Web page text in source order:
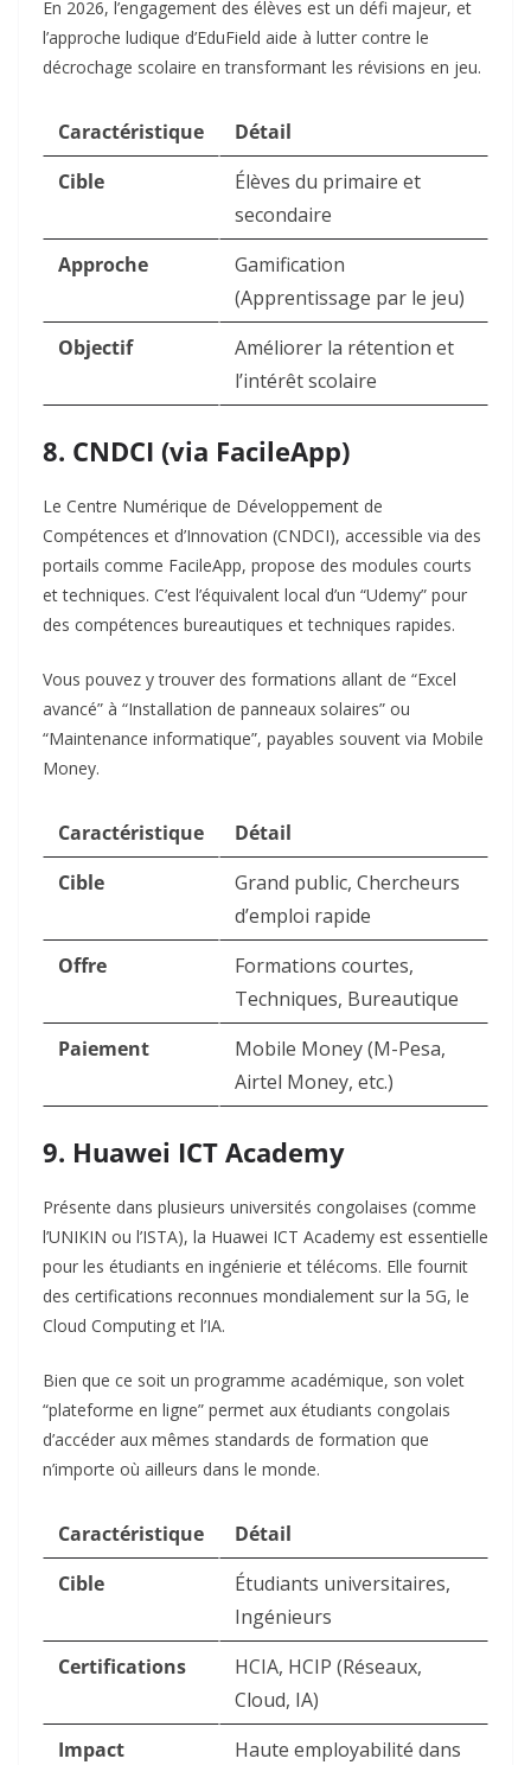
En 2026, l’engagement des élèves est un défi majeur, et
l’approche ludique d’EduField aide à lutter contre le
décrochage scolaire en transformant les révisions en jeu.
Caractéristique
Détail
Cible
Élèves du primaire et
secondaire
Approche
Gamification
(Apprentissage par le jeu)
Objectif
Améliorer la rétention et
l’intérêt scolaire
8. CNDCI (via FacileApp)
Le Centre Numérique de Développement de
Compétences et d’Innovation (CNDCI), accessible via des
portails comme FacileApp, propose des modules courts
et techniques. C’est l’équivalent local d’un “Udemy” pour
des compétences bureautiques et techniques rapides.
Vous pouvez y trouver des formations allant de “Excel
avancé” à “Installation de panneaux solaires” ou
“Maintenance informatique”, payables souvent via Mobile
Money.
Caractéristique
Détail
Cible
Grand public, Chercheurs
d’emploi rapide
Offre
Formations courtes,
Techniques, Bureautique
Paiement
Mobile Money (M-Pesa,
Airtel Money, etc.)
9. Huawei ICT Academy
Présente dans plusieurs universités congolaises (comme
l’UNIKIN ou l’ISTA), la Huawei ICT Academy est essentielle
pour les étudiants en ingénierie et télécoms. Elle fournit
des certifications reconnues mondialement sur la 5G, le
Cloud Computing et l’IA.
Bien que ce soit un programme académique, son volet
“plateforme en ligne” permet aux étudiants congolais
d’accéder aux mêmes standards de formation que
n’importe où ailleurs dans le monde.
Caractéristique
Détail
Cible
Étudiants universitaires,
Ingénieurs
Certifications
HCIA, HCIP (Réseaux,
Cloud, IA)
Impact
Haute employabilité dans